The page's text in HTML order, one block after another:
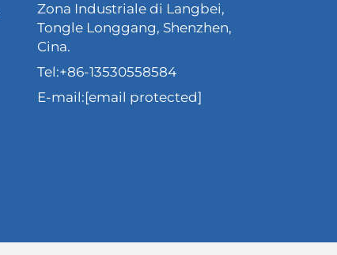
Zona Industriale di Langbei,
Tongle Longgang, Shenzhen,
Cina.
Tel:+86-13530558584
E-mail:[email protected]